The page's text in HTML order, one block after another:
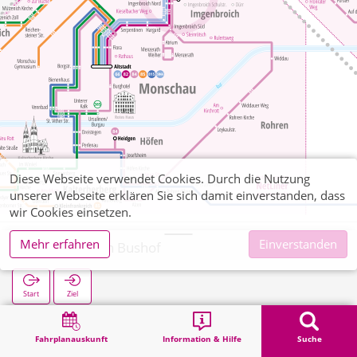
Fahrplanauskunft Information & Hilfe Suche
Imgenbroich Bushof
Start Ziel
Imgenbroich Bushof
Diese Webseite verwendet Cookies. Durch die Nutzung
unserer Webseite erklären Sie sich damit einverstanden, dass
wir Cookies einsetzen.
Mehr erfahren
Einverstanden